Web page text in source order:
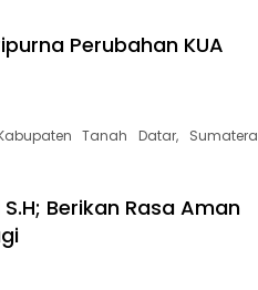
Perubahan KUA
Kabupaten Tanah Datar, Sumatera
Berikan Rasa Aman